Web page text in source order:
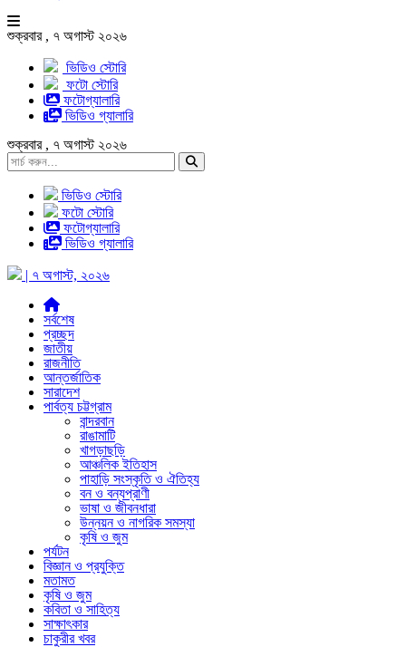
শুক্রবার , ৭ অগাস্ট ২০২৬
ভিডিও স্টোরি
ফটো স্টোরি
ফটোগ্যালারি
ভিডিও গ্যালারি
শুক্রবার , ৭ অগাস্ট ২০২৬
ভিডিও স্টোরি
ফটো স্টোরি
ফটোগ্যালারি
ভিডিও গ্যালারি
| ৭ অগাস্ট, ২০২৬
সর্বশেষ
প্রচ্ছদ
জাতীয়
রাজনীতি
আন্তর্জাতিক
সারাদেশ
পার্বত্য চট্টগ্রাম
বান্দরবান
রাঙামাটি
খাগড়াছড়ি
আঞ্চলিক ইতিহাস
পাহাড়ি সংস্কৃতি ও ঐতিহ্য
বন ও বন্যপ্রাণী
ভাষা ও জীবনধারা
উন্নয়ন ও নাগরিক সমস্যা
কৃষি ও জুম
পর্যটন
বিজ্ঞান ও প্রযুক্তি
মতামত
কৃষি ও জুম
কবিতা ও সাহিত্য
সাক্ষাৎকার
চাকুরীর খবর